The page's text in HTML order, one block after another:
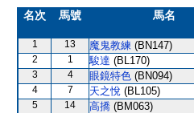
名次 馬號 馬名
1 13 魔鬼教練 (BN147)
2 1 駿達 (BL170)
3 4 眼鏡特色 (BN094)
4 7 天之悅 (BL105)
5 14 高撟 (BM063)